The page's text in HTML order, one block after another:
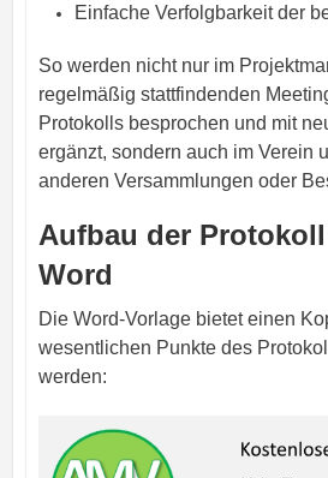
Einfache Verfolgbarkeit der
So werden nicht nur im
regelmäßig stattfindenden
Protokolls besprochen und mit
ergänzt, sondern auch im Verein
anderen Versammlungen oder
Aufbau der
Word
Die Word-Vorlage bietet einen
wesentlichen Punkte des
werden: